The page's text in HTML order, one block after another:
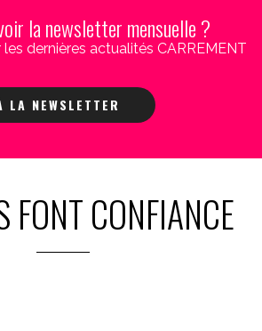
la newsletter mensuelle ?
dernières actualités CARREMENT
LA NEWSLETTER
FONT CONFIANCE